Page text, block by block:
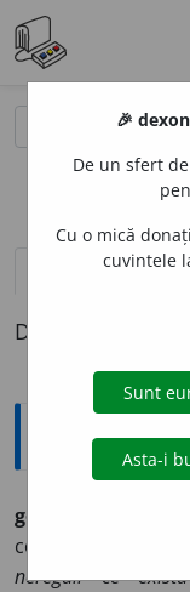
definiții (1)
Definiția cu ID-ul
Explicative
gestion
contabilitate ◊
nereguli ce
🎉
De un sfert
Cu o mică
cuvintele